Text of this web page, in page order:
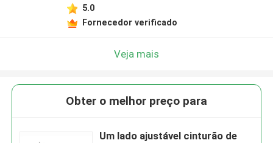
5.0
Fornecedor verificado
Veja mais
Obter o melhor preço para
Um lado ajustável cinturão de